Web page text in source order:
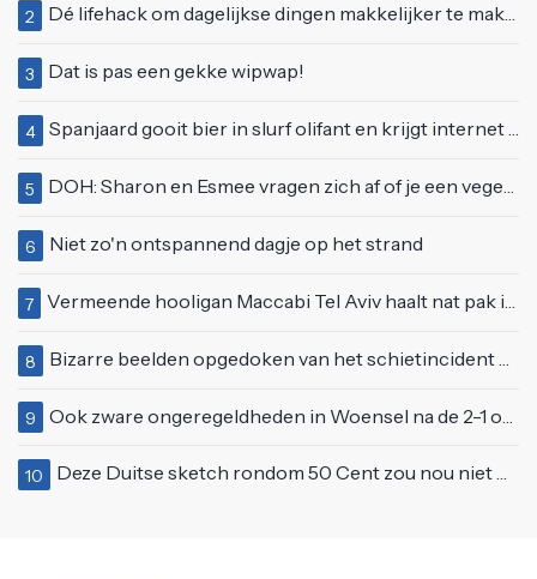
2 Dé lifehack om dagelijkse dingen makkelijker te maken
3 Dat is pas een gekke wipwap!
4 Spanjaard gooit bier in slurf olifant en krijgt internet over zich heen
5 DOH: Sharon en Esmee vragen zich af of je een vegetariër bent als je kip eet
6 Niet zo'n ontspannend dagje op het strand
7 Vermeende hooligan Maccabi Tel Aviv haalt nat pak in Amsterdamse gracht
8 Bizarre beelden opgedoken van het schietincident Vinkhuizen Bar in Groningen
9 Ook zware ongeregeldheden in Woensel na de 2-1 overwinning op Turkije
10 Deze Duitse sketch rondom 50 Cent zou nou niet meer op tv kunnen